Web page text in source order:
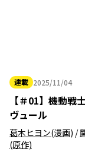
連載 2025/11/04
2025年11月04日
【＃01】 機動戦
ヴュール
葛木ヒヨン(漫画) /
(原作)